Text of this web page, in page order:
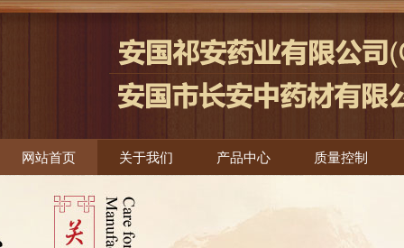
网站首页 关于我们 产品中心 质量控制